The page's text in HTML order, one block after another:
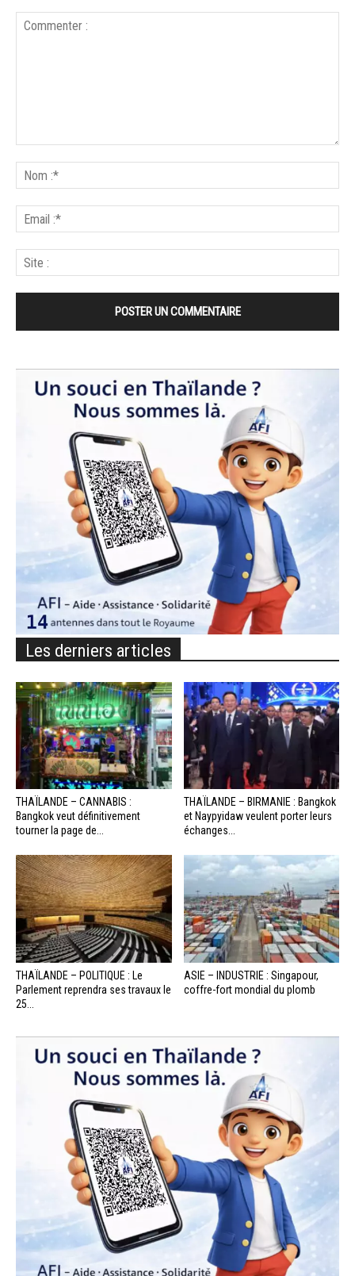
Les derniers articles
THAÏLANDE – CANNABIS :
Bangkok veut définitivement
tourner la page de...
THAÏLANDE – BIRMANIE : Bangkok
et Naypyidaw veulent porter leurs
échanges...
THAÏLANDE – POLITIQUE : Le
Parlement reprendra ses travaux le
25...
ASIE – INDUSTRIE : Singapour,
coffre-fort mondial du plomb